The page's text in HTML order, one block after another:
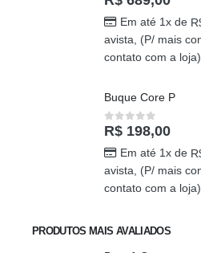
caixa surpresa You
0out of 5
R$689,00
Em até 1x deR$
contato com a loja)
Buque Core P
0out of 5
R$198,00
Em até 1x deR$
contato com a loja)